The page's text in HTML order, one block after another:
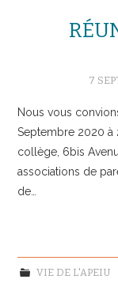
7
Nous vous
Septembre 2020 à
collège, 6bis
associations de
de…
VIE DE L'APEIU